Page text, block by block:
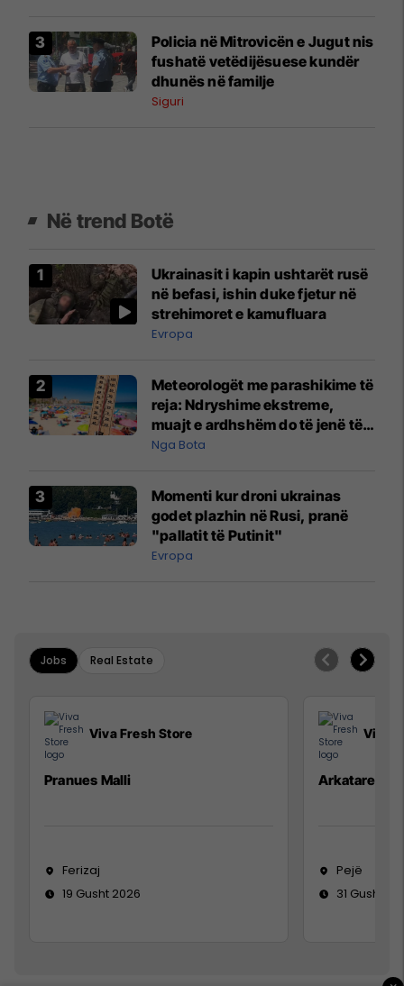
Policia në Mitrovicën e Jugut nis
fushatë vetëdijësuese kundër
dhunës në familje
Siguri
Në trend Botë
Ukrainasit i kapin ushtarët rusë
në befasi, ishin duke fjetur në
strehimoret e kamufluara
Evropa
Meteorologët me parashikime të
reja: Ndryshime ekstreme,
muajt e ardhshëm do të jenë të
pazakontë
Nga Bota
Momenti kur droni ukrainas
godet plazhin në Rusi, pranë
"pallatit të Putinit"
Evropa
Jobs Real Estate
Viva Fresh Store
Pranues Malli
Ferizaj
19 Gusht 2026
Viva
Arkatare
Pejë
31 Gusht